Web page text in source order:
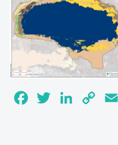
FacebookTwitter LinkedInCopy